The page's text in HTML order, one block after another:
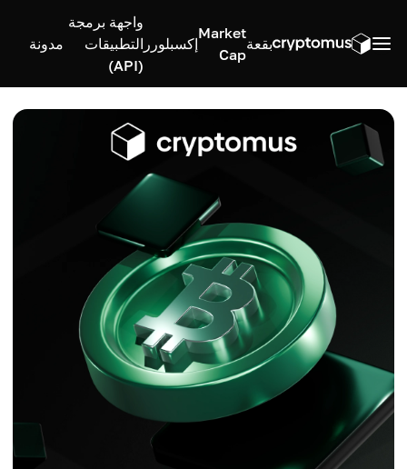
بقعة
Market
Cap
إكسبلورر
واجهة برمجة
التطبيقات
(API)
مدونة